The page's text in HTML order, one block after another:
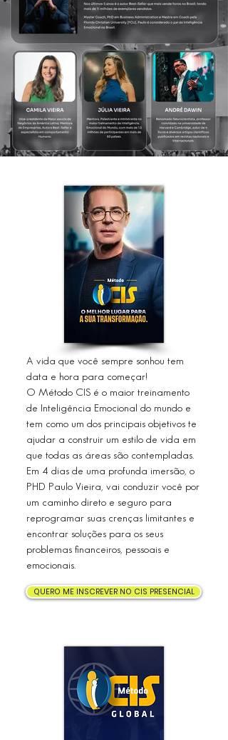
A vida que você sempre sonhou tem
data e hora para começar!
O Método CIS é o maior treinamento
de Inteligência Emocional do mundo e
tem como um dos principais objetivos te
ajudar a construir um estilo de vida em
que todas as áreas são contempladas.
Em 4 dias de uma profunda imersão, o
PHD Paulo Vieira, vai conduzir você por
um caminho direto e seguro para
reprogramar suas crenças limitantes e
encontrar soluções para os seus
problemas financeiros, pessoais e
emocionais.
QUERO ME INSCREVER NO CIS PRESENCIAL